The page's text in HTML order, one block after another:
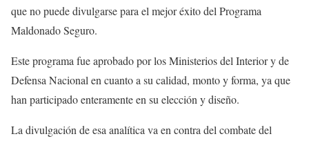
que no puede divulgarse para el mejor éxito del Programa
Maldonado Seguro.
Este programa fue aprobado por los Ministerios del Interior y de
Defensa Nacional en cuanto a su calidad, monto y forma, ya que
han participado enteramente en su elección y diseño.
La divulgación de esa analítica va en contra del combate del